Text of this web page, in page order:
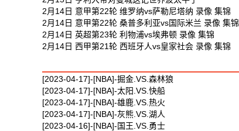
2月14日 意甲第22轮 维罗纳vs萨勒尼塔纳 录像 集锦
2月14日 意甲第22轮 桑普多利亚vs国际米兰 录像 集锦
2月14日 英超第23轮 利物浦vs埃弗顿 录像 集锦
2月14日 西甲第21轮 西班牙人vs皇家社会 录像 集锦
[2023-04-17]-[NBA]-掘金.VS.森林狼
[2023-04-17]-[NBA]-太阳.VS.快船
[2023-04-17]-[NBA]-雄鹿.VS.热火
[2023-04-17]-[NBA]-灰熊.VS.湖人
[2023-04-16]-[NBA]-国王.VS.勇士